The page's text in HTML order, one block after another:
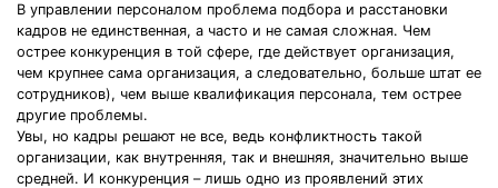
В управлении персоналом проблема подбора и расстановки
кадров не единственная, а часто и не самая сложная. Чем
острее конкуренция в той сфере, где действует организация,
чем крупнее сама организация, а следовательно, больше штат ее
сотрудников), чем выше квалификация персонала, тем острее
другие проблемы.
Увы, но кадры решают не все, ведь конфликтность такой
организации, как внутренняя, так и внешняя, значительно выше
средней. И конкуренция – лишь одно из проявлений этих